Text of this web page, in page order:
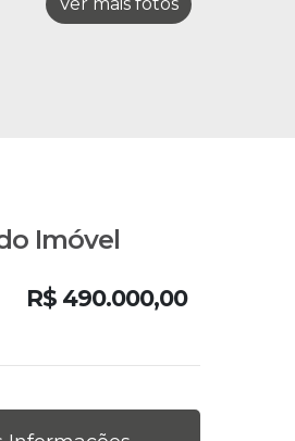
Imóvel
R$ 490.000,00